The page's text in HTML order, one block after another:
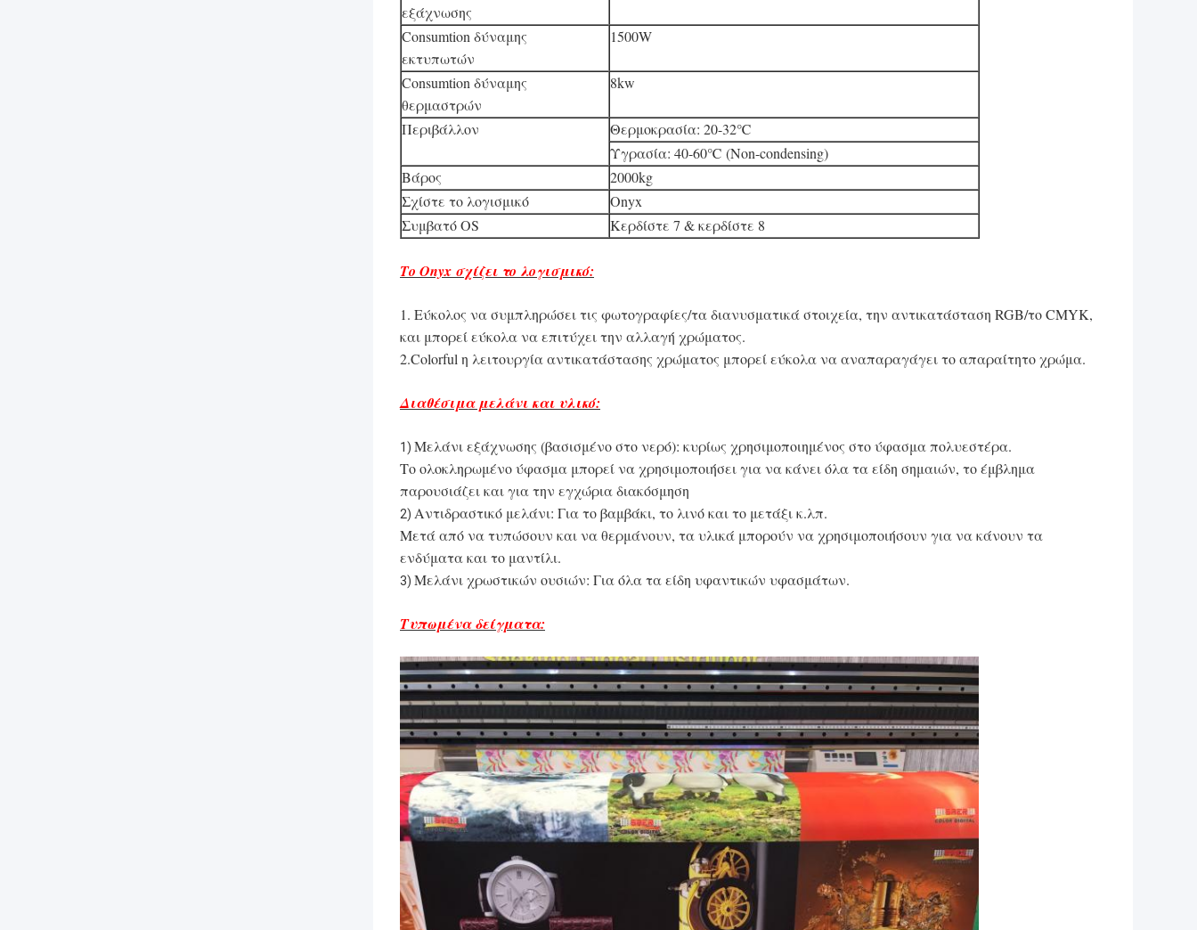
εξάχνωσης
Consumtion δύναμης
εκτυπωτών
1500W
Consumtion δύναμης
θερμαστρών
8kw
Περιβάλλον
Θερμοκρασία: 20-32℃
Υγρασία: 40-60℃ (Non-condensing)
Βάρος
2000kg
Σχίστε το λογισμικό
Onyx
Συμβατό OS
Κερδίστε 7 & κερδίστε 8
Το Onyx σχίζει το λογισμικό:
1. Εύκολος να συμπληρώσει τις φωτογραφίες/τα διανυσματικά στοιχεία, την αντικατάσταση RGB/το CMYK,
και μπορεί εύκολα να επιτύχει την αλλαγή χρώματος.
2.Colorful η λειτουργία αντικατάστασης χρώματος μπορεί εύκολα να αναπαραγάγει το απαραίτητο χρώμα.
Διαθέσιμα μελάνι και υλικό:
1) Μελάνι εξάχνωσης (βασισμένο στο νερό): κυρίως χρησιμοποιημένος στο ύφασμα πολυεστέρα.
Το ολοκληρωμένο ύφασμα μπορεί να χρησιμοποιήσει για να κάνει όλα τα είδη σημαιών, το έμβλημα
παρουσιάζει και για την εγχώρια διακόσμηση
2) Αντιδραστικό μελάνι: Για το βαμβάκι, το λινό και το μετάξι κ.λπ.
Μετά από να τυπώσουν και να θερμάνουν, τα υλικά μπορούν να χρησιμοποιήσουν για να κάνουν τα
ενδύματα και το μαντίλι.
3) Μελάνι χρωστικών ουσιών: Για όλα τα είδη υφαντικών υφασμάτων.
Τυπωμένα δείγματα: